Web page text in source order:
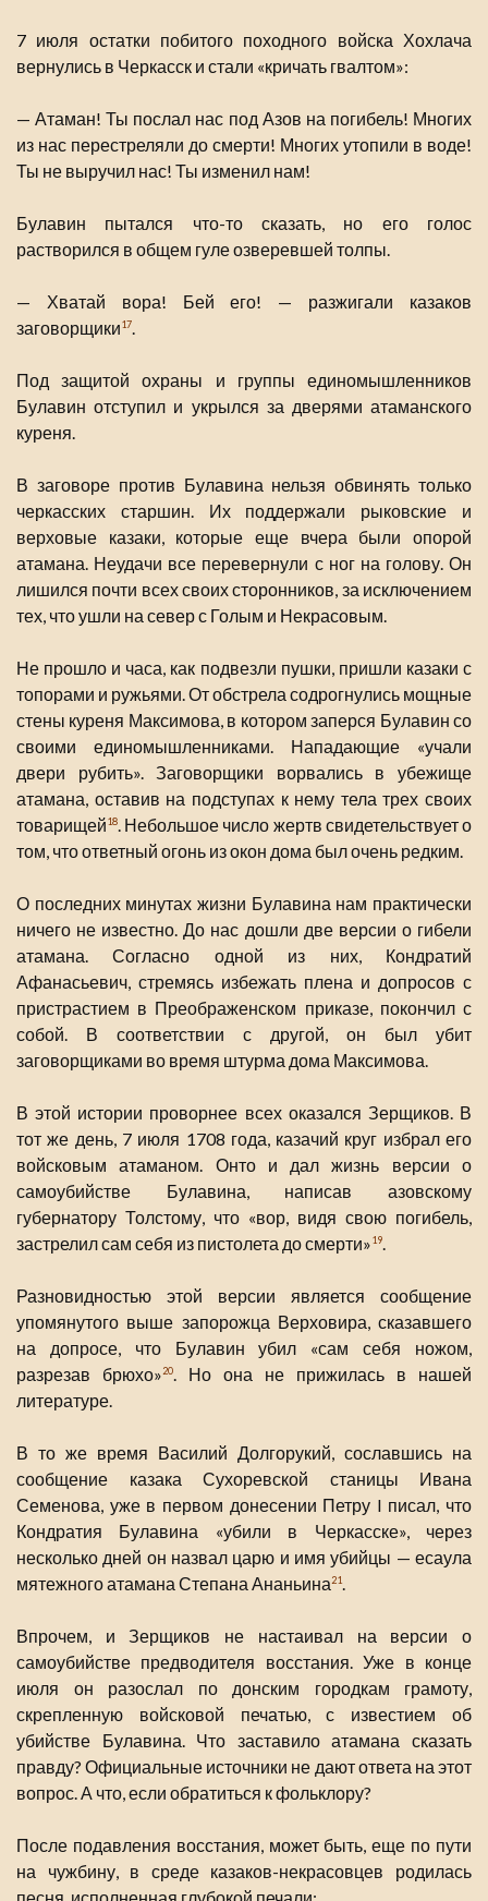
7 июля остатки побитого походного войска Хохлача
вернулись в Черкасск и стали «кричать гвалтом»:
— Атаман! Ты послал нас под Азов на погибель! Многих
из нас перестреляли до смерти! Многих утопили в воде!
Ты не выручил нас! Ты изменил нам!
Булавин пытался что-то сказать, но его голос
растворился в общем гуле озверевшей толпы.
— Хватай вора! Бей его! — разжигали казаков
заговорщики17.
Под защитой охраны и группы единомышленников
Булавин отступил и укрылся за дверями атаманского
куреня.
В заговоре против Булавина нельзя обвинять только
черкасских старшин. Их поддержали рыковские и
верховые казаки, которые еще вчера были опорой
атамана. Неудачи все перевернули с ног на голову. Он
лишился почти всех своих сторонников, за исключением
тех, что ушли на север с Голым и Некрасовым.
Не прошло и часа, как подвезли пушки, пришли казаки с
топорами и ружьями. От обстрела содрогнулись мощные
стены куреня Максимова, в котором заперся Булавин со
своими единомышленниками. Нападающие «учали
двери рубить». Заговорщики ворвались в убежище
атамана, оставив на подступах к нему тела трех своих
товарищей18. Небольшое число жертв свидетельствует о
том, что ответный огонь из окон дома был очень редким.
О последних минутах жизни Булавина нам практически
ничего не известно. До нас дошли две версии о гибели
атамана. Согласно одной из них, Кондратий
Афанасьевич, стремясь избежать плена и допросов с
пристрастием в Преображенском приказе, покончил с
собой. В соответствии с другой, он был убит
заговорщиками во время штурма дома Максимова.
В этой истории проворнее всех оказался Зерщиков. В
тот же день, 7 июля 1708 года, казачий круг избрал его
войсковым атаманом. Онто и дал жизнь версии о
самоубийстве Булавина, написав азовскому
губернатору Толстому, что «вор, видя свою погибель,
застрелил сам себя из пистолета до смерти»19.
Разновидностью этой версии является сообщение
упомянутого выше запорожца Верховира, сказавшего
на допросе, что Булавин убил «сам себя ножом,
разрезав брюхо»20. Но она не прижилась в нашей
литературе.
В то же время Василий Долгорукий, сославшись на
сообщение казака Сухоревской станицы Ивана
Семенова, уже в первом донесении Петру I писал, что
Кондратия Булавина «убили в Черкасске», через
несколько дней он назвал царю и имя убийцы — есаула
мятежного атамана Степана Ананьина21.
Впрочем, и Зерщиков не настаивал на версии о
самоубийстве предводителя восстания. Уже в конце
июля он разослал по донским городкам грамоту,
скрепленную войсковой печатью, с известием об
убийстве Булавина. Что заставило атамана сказать
правду? Официальные источники не дают ответа на этот
вопрос. А что, если обратиться к фольклору?
После подавления восстания, может быть, еще по пути
на чужбину, в среде казаков-некрасовцев родилась